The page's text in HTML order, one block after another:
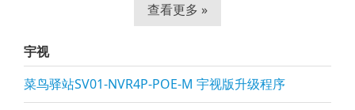
查看更多 »
宇视
菜鸟驿站SV01-NVR4P-POE-M 宇视版升级程序